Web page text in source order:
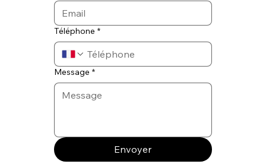
Téléphone *
Message *
Envoyer